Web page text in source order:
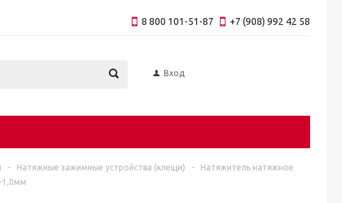
8 800 101-51-87 +7 (908) 992 42 58
Вход
- Натяжные зажимные устройства (клещи) -
Натяжитель натяжное
1,0мм